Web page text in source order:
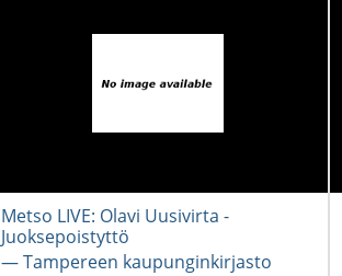
Metso LIVE: Olavi Uusivirta -
Juoksepoistyttö
― Tampereen kaupunginkirjasto